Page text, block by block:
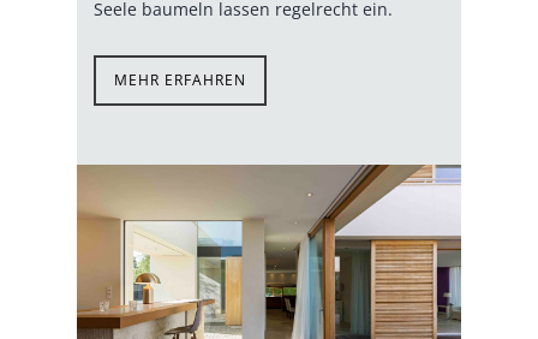
Seele baumeln lassen regelrecht ein.
MEHR ERFAHREN